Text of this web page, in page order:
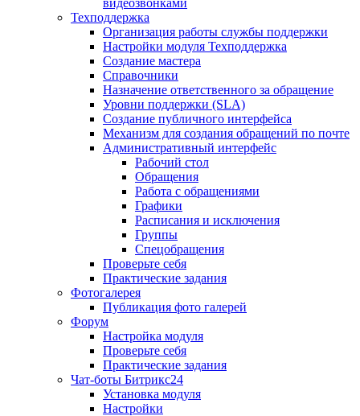
видеозвонками
Техподдержка
Организация работы службы поддержки
Настройки модуля Техподдержка
Создание мастера
Справочники
Назначение ответственного за обращение
Уровни поддержки (SLA)
Создание публичного интерфейса
Механизм для создания обращений по почте
Административный интерфейс
Рабочий стол
Обращения
Работа с обращениями
Графики
Расписания и исключения
Группы
Спецобращения
Проверьте себя
Практические задания
Фотогалерея
Публикация фото галерей
Форум
Настройка модуля
Проверьте себя
Практические задания
Чат-боты Битрикс24
Установка модуля
Настройки